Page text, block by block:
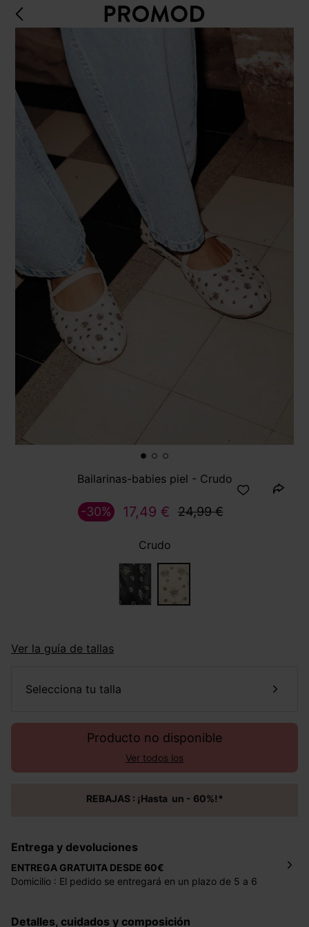
Bailarinas-babies piel - Crudo
17,49 € 24,99 €
-30%
Crudo
Ver la guía de tallas
selecciona tu talla
Producto no disponible
Ver todos los
REBAJAS : ¡Hasta un - 60%!*
Entrega y devoluciones
ENTREGA GRATUITA DESDE 60€
Domicilio : El pedido se entregará en un plazo de 5 a 6
Mondial Relay : El pedido se entregará en un plazo de 5
Detalles, cuidados y composición